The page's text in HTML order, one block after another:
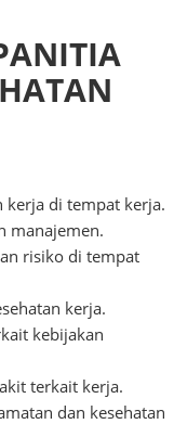
kerja di tempat kerja.
manajemen.
risiko di tempat
kerja.
kebijakan
terkait kerja.
dan kesehatan